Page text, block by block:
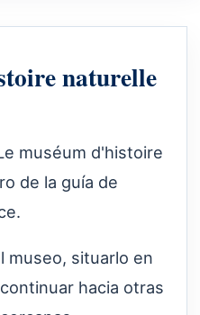
naturelle
muséum d'histoire
de la guía de
museo, situarlo en
hacia otras